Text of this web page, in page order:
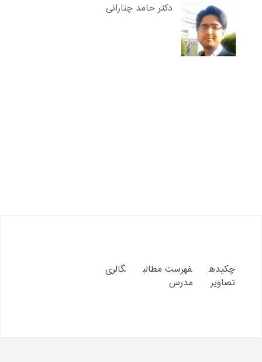
دکتر حامد چنارانی
چکیده فهرست مطالب
گالری
تصاویر
مدرس